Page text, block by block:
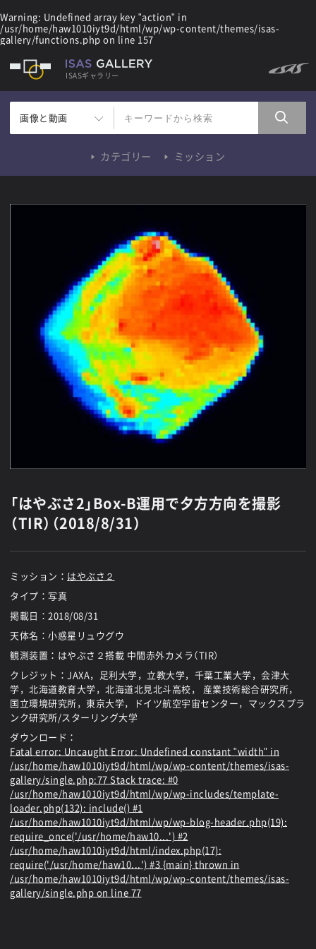
Warning: Undefined array key "action" in
/usr/home/haw1010iyt9d/html/wp/wp-content/themes/isas-
gallery/functions.php on line 157
ISASギャラリー
画像と動画
カテゴリー ミッション
「はやぶさ2」Box-B運用で夕方方向を撮影
（TIR）（2018/8/31）
ミッション： はやぶさ２
タイプ：写真
掲載日： 2018/08/31
天体名：小惑星リュウグウ
観測装置：はやぶさ２搭載 中間赤外カメラ（TIR）
クレジット：JAXA，足利大学，立教大学，千葉工業大学，会津大
学，北海道教育大学，北海道北見北斗高校， 産業技術総合研究所，
国立環境研究所，東京大学，ドイツ航空宇宙センター，マックスプラ
ンク研究所/スターリング大学
ダウンロード：
Fatal error: Uncaught Error: Undefined constant "width" in
/usr/home/haw1010iyt9d/html/wp/wp-content/themes/isas-
gallery/single.php:77 Stack trace: #0
/usr/home/haw1010iyt9d/html/wp/wp-includes/template-
loader.php(132): include() #1
/usr/home/haw1010iyt9d/html/wp/wp-blog-header.php(19):
require_once('/usr/home/haw10...') #2
/usr/home/haw1010iyt9d/html/index.php(17):
require('/usr/home/haw10...') #3 {main} thrown in
/usr/home/haw1010iyt9d/html/wp/wp-content/themes/isas-
gallery/single.php on line 77